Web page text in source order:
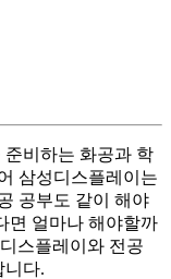
비하는 화공과 학
삼성디스플레이는
공부도 같이 해야
면 얼마나 해야할까
스플레이와 전공
니다.